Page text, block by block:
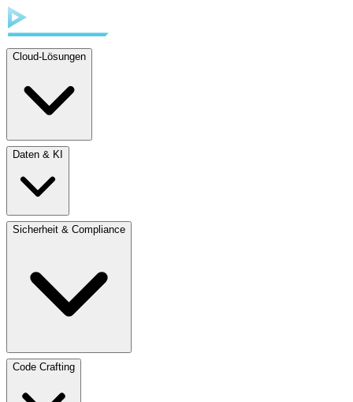
Cloud-Lösungen
Daten & KI
Sicherheit & Compliance
Code Crafting